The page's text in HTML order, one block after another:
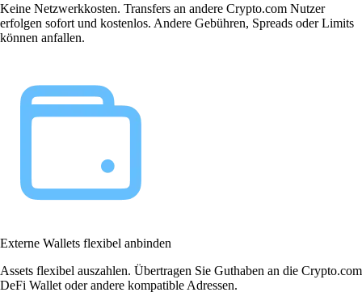
Keine Netzwerkkosten. Transfers an andere Crypto.com Nutzer
erfolgen sofort und kostenlos. Andere Gebühren, Spreads oder Limits
können anfallen.
Externe Wallets flexibel anbinden
Assets flexibel auszahlen. Übertragen Sie Guthaben an die Crypto.com
DeFi Wallet oder andere kompatible Adressen.